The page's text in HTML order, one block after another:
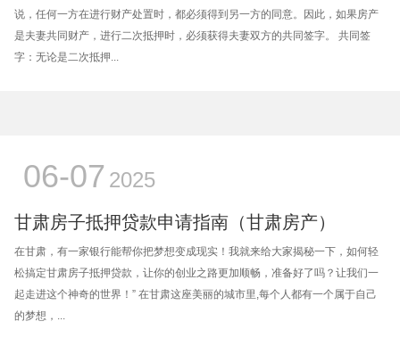
说，任何一方在进行财产处置时，都必须得到另一方的同意。因此，如果房产
是夫妻共同财产，进行二次抵押时，必须获得夫妻双方的共同签字。 共同签
字：无论是二次抵押...
06-07 2025
甘肃房子抵押贷款申请指南（甘肃房产）
在甘肃，有一家银行能帮你把梦想变成现实！我就来给大家揭秘一下，如何轻
松搞定甘肃房子抵押贷款，让你的创业之路更加顺畅，准备好了吗？让我们一
起走进这个神奇的世界！” 在甘肃这座美丽的城市里,每个人都有一个属于自己
的梦想，...